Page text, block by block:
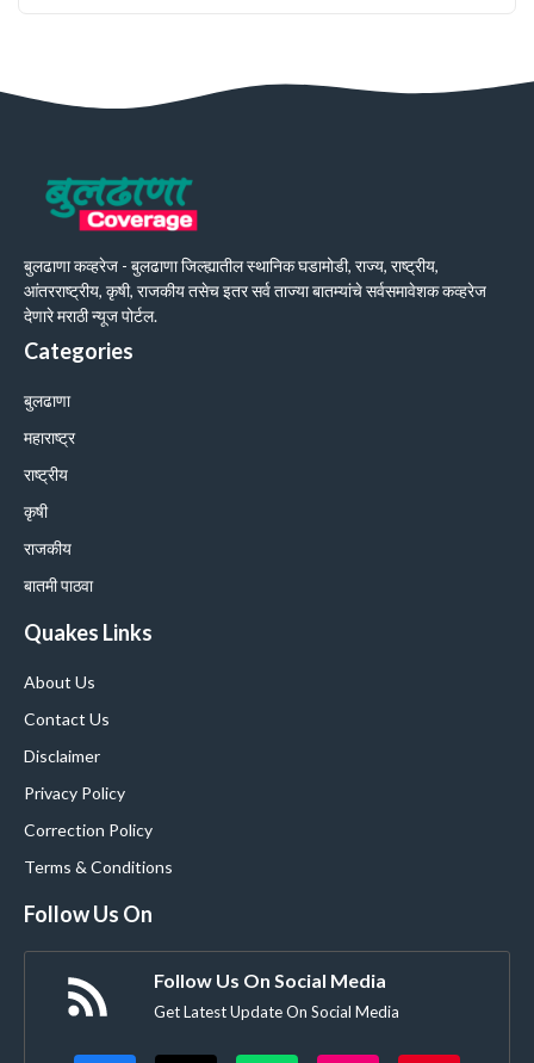
बुलढाणा कव्हरेज - बुलढाणा जिल्ह्यातील स्थानिक घडामोडी, राज्य, राष्ट्रीय,
आंतरराष्ट्रीय, कृषी, राजकीय तसेच इतर सर्व ताज्या बातम्यांचे सर्वसमावेशक कव्हरेज
देणारे मराठी न्यूज पोर्टल.
Categories
बुलढाणा
महाराष्ट्र
राष्ट्रीय
कृषी
राजकीय
बातमी पाठवा
Quakes Links
About Us
Contact Us
Disclaimer
Privacy Policy
Correction Policy
Terms & Conditions
Follow Us On
Follow Us On Social Media
Get Latest Update On Social Media